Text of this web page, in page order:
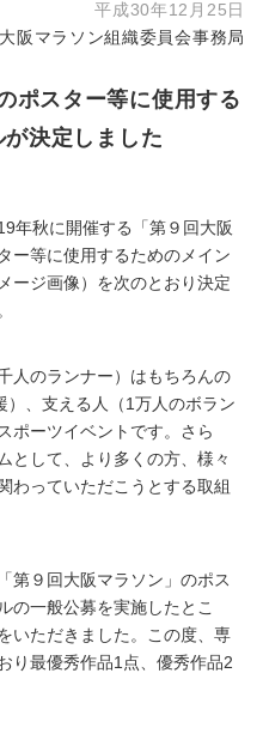
平成30年12月25日
大阪マラソン組織委員会事務局
ポスター等に使用する
決定しました
年秋に開催する「第９回大阪
ー等に使用するためのメイン
ージ画像）を次のとおり決定
人のランナー）はもちろんの
）、支える人（1万人のボラン
ポーツイベントです。さら
として、より多くの方、様々
わっていただこうとする取組
第９回大阪マラソン」のポス
の一般公募を実施したとこ
いただきました。この度、専
り最優秀作品1点、優秀作品2